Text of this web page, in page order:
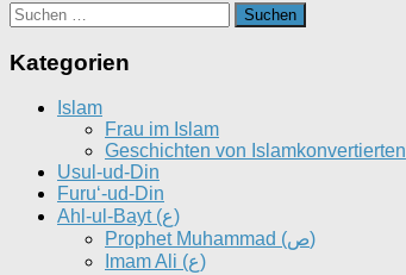
Suchen
nach:
Kategorien
Islam
Frau im Islam
Geschichten von Islamkonvertierten
Usul-ud-Din
Furu‘-ud-Din
Ahl-ul-Bayt (ع)
Prophet Muhammad (ص)
Imam Ali (ع)